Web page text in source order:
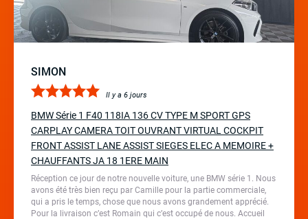
SIMON
Il y a 6 jours
BMW Série 1 F40 118IA 136 CV TYPE M SPORT GPS
CARPLAY CAMERA TOIT OUVRANT VIRTUAL COCKPIT
FRONT ASSIST LANE ASSIST SIEGES ELEC A MEMOIRE +
CHAUFFANTS JA 18 1ERE MAIN
Réception ce jour de notre nouvelle voiture, une BMW série 1. Nous
avons été très bien reçu par Camille pour la partie commerciale,
qui a pris le temps, chose que nous avons grandement apprécié.
Pour la livraison c’est Romain qui c’est occupé de nous. Accueil